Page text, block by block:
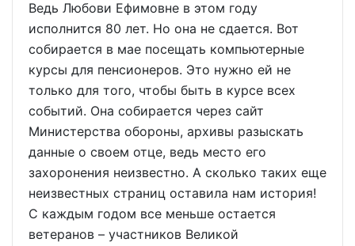
Ведь Любови Ефимовне в этом году
исполнится 80 лет. Но она не сдается. Вот
собирается в мае посещать компьютерные
курсы для пенсионеров. Это нужно ей не
только для того, чтобы быть в курсе всех
событий. Она собирается через сайт
Министерства обороны, архивы разыскать
данные о своем отце, ведь место его
захоронения неизвестно. А сколько таких еще
неизвестных страниц оставила нам история!
С каждым годом все меньше остается
ветеранов – участников Великой